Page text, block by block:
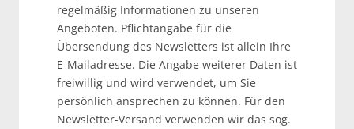
regelmäßig Informationen zu unseren
Angeboten. Pflichtangabe für die
Übersendung des Newsletters ist allein Ihre
E-Mailadresse. Die Angabe weiterer Daten ist
freiwillig und wird verwendet, um Sie
persönlich ansprechen zu können. Für den
Newsletter-Versand verwenden wir das sog.